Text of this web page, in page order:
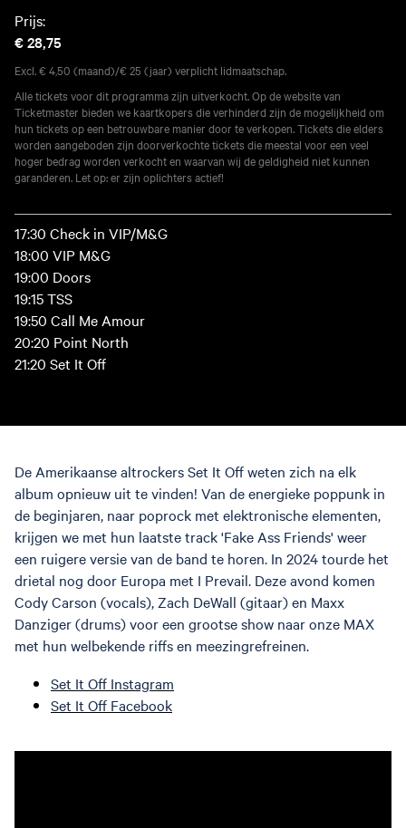
Prijs:
€ 28,75
Excl. € 4,50 (maand)/€ 25 (jaar) verplicht lidmaatschap.
Alle tickets voor dit programma zijn uitverkocht. Op de website van
Ticketmaster bieden we kaartkopers die verhinderd zijn de mogelijkheid om
hun tickets op een betrouwbare manier door te verkopen. Tickets die elders
worden aangeboden zijn doorverkochte tickets die meestal voor een veel
hoger bedrag worden verkocht en waarvan wij de geldigheid niet kunnen
garanderen. Let op: er zijn oplichters actief!
17:30 Check in VIP/M&G
18:00 VIP M&G
19:00 Doors
19:15 TSS
19:50 Call Me Amour
20:20 Point North
21:20 Set It Off
De Amerikaanse altrockers Set It Off weten zich na elk
album opnieuw uit te vinden! Van de energieke poppunk in
de beginjaren, naar poprock met elektronische elementen,
krijgen we met hun laatste track 'Fake Ass Friends' weer
een ruigere versie van de band te horen. In 2024 tourde het
drietal nog door Europa met I Prevail. Deze avond komen
Cody Carson (vocals), Zach DeWall (gitaar) en Maxx
Danziger (drums) voor een grootse show naar onze MAX
met hun welbekende riffs en meezingrefreinen.
Set It Off Instagram
Set It Off Facebook